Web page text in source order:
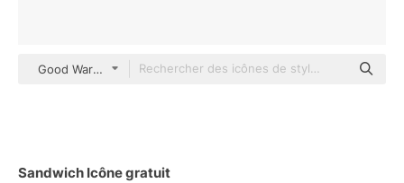
Good Ware Gradient
Sandwich Icône gratuit